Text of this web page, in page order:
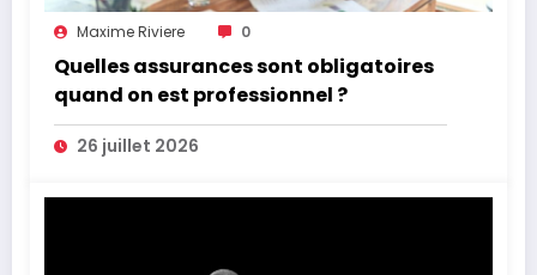
Maxime Riviere 0
Quelles assurances sont obligatoires
quand on est professionnel ?
26 juillet 2026